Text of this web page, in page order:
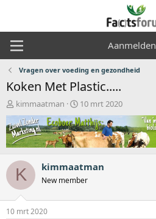
Aanmelden
Vragen over voeding en gezondheid
Koken Met Plastic.....
O
n
d
e
r
w
e
r
p
s
t
kimmaatman
S
t
a
r
t
a
t
m
10 mrt 2020
K kimmaatman
New member
10 mrt 2020